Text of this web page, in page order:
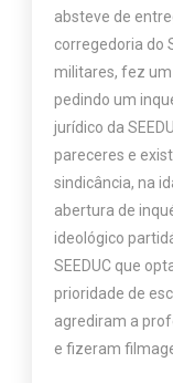
absteve de
corregedoria do
militares, fez
pedindo um
jurídico da
pareceres e
sindicância, na
abertura de
ideológico
SEEDUC que
prioridade de
agrediram a
e fizeram